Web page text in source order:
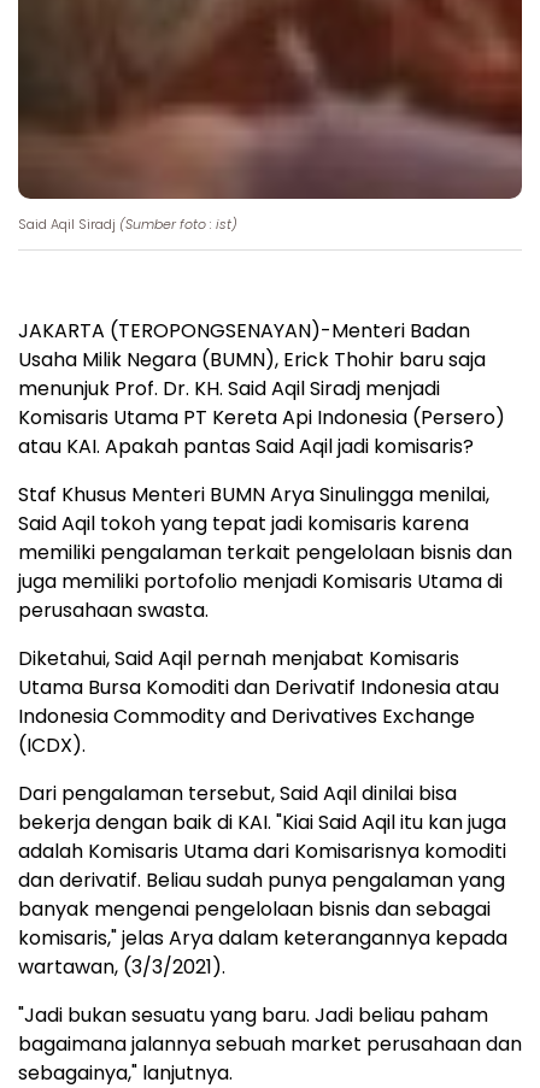
Said Aqil Siradj (Sumber foto : ist)
JAKARTA (TEROPONGSENAYAN)-Menteri Badan
Usaha Milik Negara (BUMN), Erick Thohir baru saja
menunjuk Prof. Dr. KH. Said Aqil Siradj menjadi
Komisaris Utama PT Kereta Api Indonesia (Persero)
atau KAI. Apakah pantas Said Aqil jadi komisaris?
Staf Khusus Menteri BUMN Arya Sinulingga menilai,
Said Aqil tokoh yang tepat jadi komisaris karena
memiliki pengalaman terkait pengelolaan bisnis dan
juga memiliki portofolio menjadi Komisaris Utama di
perusahaan swasta.
Diketahui, Said Aqil pernah menjabat Komisaris
Utama Bursa Komoditi dan Derivatif Indonesia atau
Indonesia Commodity and Derivatives Exchange
(ICDX).
Dari pengalaman tersebut, Said Aqil dinilai bisa
bekerja dengan baik di KAI. "Kiai Said Aqil itu kan juga
adalah Komisaris Utama dari Komisarisnya komoditi
dan derivatif. Beliau sudah punya pengalaman yang
banyak mengenai pengelolaan bisnis dan sebagai
komisaris," jelas Arya dalam keterangannya kepada
wartawan, (3/3/2021).
"Jadi bukan sesuatu yang baru. Jadi beliau paham
bagaimana jalannya sebuah market perusahaan dan
sebagainya," lanjutnya.